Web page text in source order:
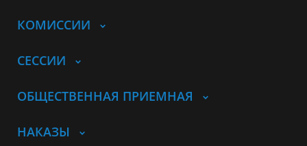
КОМИССИИ
СЕССИИ
ОБЩЕСТВЕННАЯ ПРИЕМНАЯ
НАКАЗЫ